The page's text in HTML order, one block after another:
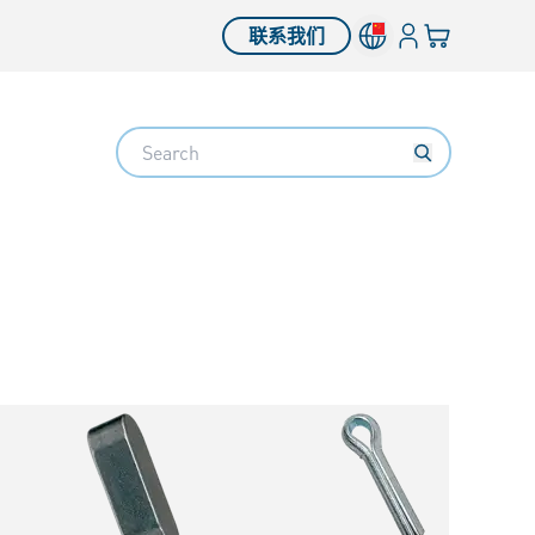
联系我们 登入您的购物车
Search